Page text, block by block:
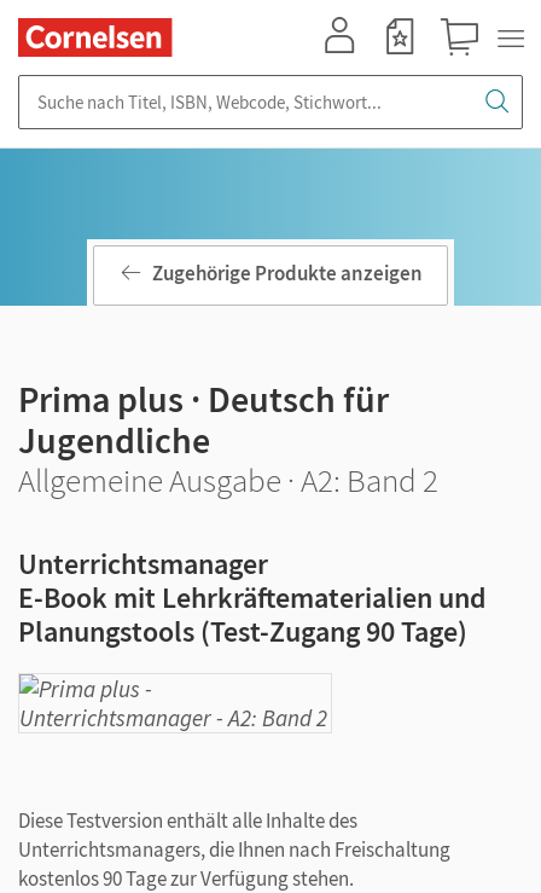
Zugehörige Produkte anzeigen
Prima plus · Deutsch für
Jugendliche
Allgemeine Ausgabe · A2: Band 2
Unterrichtsmanager
E-Book mit Lehrkräftematerialien und
Planungstools (Test-Zugang 90 Tage)
Diese Testversion enthält alle Inhalte des
Unterrichtsmanagers, die Ihnen nach Freischaltung
kostenlos 90 Tage zur Verfügung stehen.